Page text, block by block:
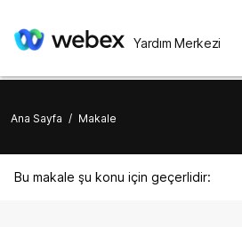
Yardım Merkezi
Ana Sayfa / Makale
Bu makale şu konu için geçerlidir: